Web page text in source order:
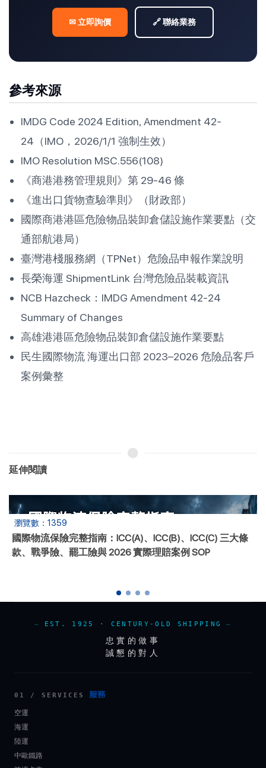
✉ 立即詢價 🔗 聯絡業務
參考來源
IMDG Code 2024 Edition, Amendment 42-
24（IMO，2026/1/1 強制生效）
IMO Resolution MSC.556(108)
《商港港務管理規則》第 29-46 條
《進出口貨物查驗準則》（財政部）
國際商港港區危險物品裝卸倉儲設施作業要點（交
通部航港局）
臺灣港棧服務網（TPNet）危險品申報作業說明
長榮海運 ShipmentLink 台灣危險品裝載資訊
NCB Hazcheck：IMDG Amendment 42-24
Summary of Changes
高雄港港區危險物品裝卸倉儲設施作業要點
民生國際物流 海運出口部 2023–2026 危險品客戶
案例彙整
延伸閱讀
瀏覽數：690
2026 國際物流貨代怎麼選？台灣中小企業 12 項評估指標
完整選商指南
EST. 1925 · CENTURY-OLD SHIPPING
忠實的做事
誠懇的對人
01 / SERVICES 服務
空運
海運
陸運
中歐鐵路